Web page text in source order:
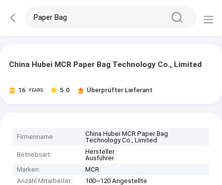
China Hubei MCR Paper Bag Technology Co., Limited
16 YEARS 5.0 Überprüfter Lieferant
Firmenname
China Hubei MCR Paper Bag
Technology Co., Limited
Betriebsart:
Hersteller
Ausführer
Marken:
MCR
Anzahl Mitarbeiter:
100~120 Angestellte